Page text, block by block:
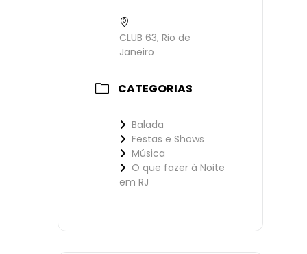
CLUB 63, Rio de
Janeiro
CATEGORIAS
Balada
Festas e Shows
Música
O que fazer à Noite
em RJ